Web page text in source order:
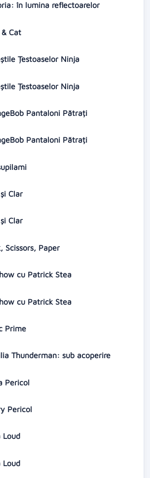
în lumina reflectoarelor
& Cat
Țestoaselor Ninja
Țestoaselor Ninja
Pantaloni Pătrați
Pantaloni Pătrați
Clar
Clar
Scissors, Paper
cu Patrick Stea
cu Patrick Stea
Prime
Thunderman: sub acoperire
Pericol
Pericol
Loud
Loud